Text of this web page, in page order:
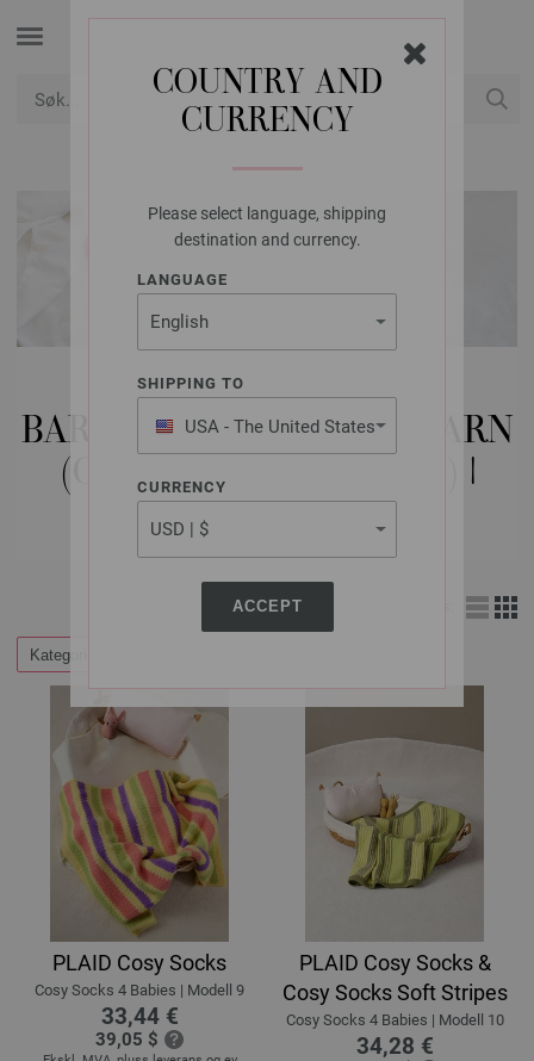
COUNTRY AND
CURRENCY
Please select language, shipping
destination and currency.
LANGUAGE
SHIPPING TO
USA - The United States
of America
CURRENCY
ACCEPT
MODELLPAKKE
BARN | BABYER & SPEDBARN
(OP TIL STØRRELSE 98) |
Kategorier
PLAID Cosy Socks
Cosy Socks 4 Babies | Modell 9
33,44 €
39,05 $
PLAID Cosy Socks &
Cosy Socks Soft Stripes
Cosy Socks 4 Babies | Modell 10
34,28 €